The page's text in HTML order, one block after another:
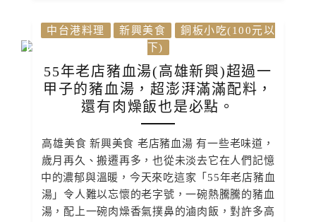
中台港料理 新興美食
銅板小吃(100元以
下)
55年老店豬血湯(高雄新興)超過一
甲子的豬血湯，超澎湃滿滿配料，
還有肉燥飯也是必點。
高雄美食 新興美食 老店豬血湯 有一些老味道，
歲月再久、搬遷再多，也從未淡去它在人們記憶
中的濃郁與溫暖，今天來吃這家「55年老店豬血
湯」令人難以忘懷的老字號，一碗熱騰騰的豬血
湯，配上一碗肉燥香氣撲鼻的滷肉飯，對許多高